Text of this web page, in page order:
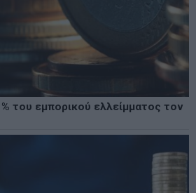
του εμπορικού ελλείμματος τον